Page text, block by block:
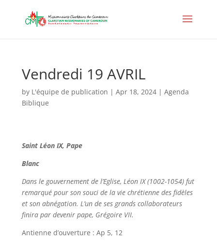
Vendredi 19 AVRIL
by L'équipe de publication | Apr 18, 2024| Agenda
Biblique
Saint Léon IX, Pape
Blanc
Dans le gouvernement de l’Eglise, Léon IX (1002-1054) fut
remarqué pour son souci de la vie chrétienne des fidèles
et son abnégation. L’un de ses grands collaborateurs
finira par devenir pape, Grégoire VII.
Antienne d’ouverture : Ap 5, 12